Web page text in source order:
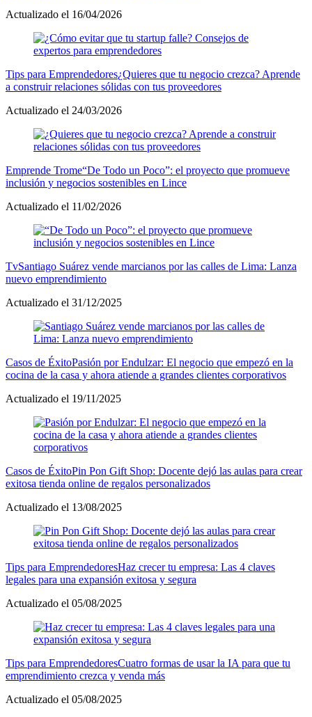
Actualizado el 16/04/2026
Tips para Emprendedores¿Quieres que tu negocio crezca? Aprende
a construir relaciones sólidas con tus proveedores
Actualizado el 24/03/2026
Emprende Trome“De Todo un Poco”: el proyecto que promueve
inclusión y negocios sostenibles en Lince
Actualizado el 11/02/2026
TvSantiago Suárez vende marcianos por las calles de Lima: Lanza
nuevo emprendimiento
Actualizado el 31/12/2025
Casos de ÉxitoPasión por Endulzar: El negocio que empezó en la
cocina de la casa y ahora atiende a grandes clientes corporativos
Actualizado el 19/11/2025
Casos de ÉxitoPin Pon Gift Shop: Docente dejó las aulas para crear
exitosa tienda online de regalos personalizados
Actualizado el 13/08/2025
Tips para EmprendedoresHaz crecer tu empresa: Las 4 claves
legales para una expansión exitosa y segura
Actualizado el 05/08/2025
Tips para EmprendedoresCuatro formas de usar la IA para que tu
emprendimiento crezca y venda más
Actualizado el 05/08/2025